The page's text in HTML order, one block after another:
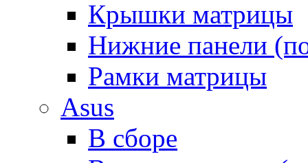
Крышки матрицы
Нижние панели
Рамки матрицы
Asus
В сборе